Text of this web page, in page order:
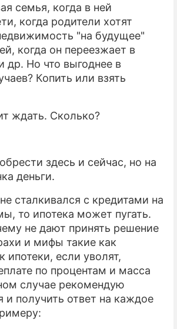
семья, когда в ней
когда родители хотят
"на будущее"
когда он переезжает в
др. Но что выгоднее в
Копить или взять
ждать. Сколько?
здесь и сейчас, но на
деньги.
сталкивался с кредитами на
то ипотека может пугать.
не дают принять решение
и мифы такие как
ипотеки, если уволят,
по процентам и масса
случае рекомендую
и получить ответ на каждое